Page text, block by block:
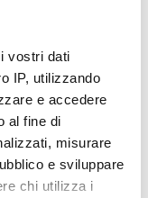
vostri dati
IP, utilizzando
e accedere
al fine di
misurare
e sviluppare
chi utilizza i
! Il regalo migliore
su quale competenza
unoSCONTO DEL
nostro catalogo.